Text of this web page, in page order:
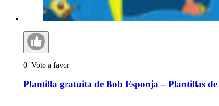
0 Voto a favor
Plantilla gratuita de Bob Esponja – Plantillas